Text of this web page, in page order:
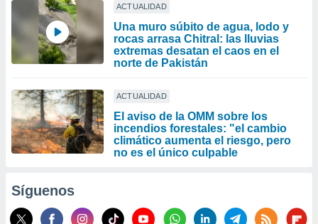
ACTUALIDAD
Una muro súbito de agua, lodo y
rocas arrasa Chitral: las lluvias
extremas desatan el caos en el
norte de Pakistán
ACTUALIDAD
El aviso de la OMM sobre los
incendios forestales: "el cambio
climático aumenta el riesgo, pero
no es el único culpable
Síguenos